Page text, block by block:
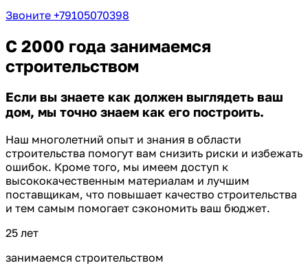
Звоните +79105070398
С 2000 года занимаемся
строительством
Если вы знаете как должен выглядеть ваш
дом, мы точно знаем как его построить.
Наш многолетний опыт и знания в области
строительства помогут вам снизить риски и избежать
ошибок. Кроме того, мы имеем доступ к
высококачественным материалам и лучшим
поставщикам, что повышает качество строительства
и тем самым помогает сэкономить ваш бюджет.
25 лет
занимаемся строительством